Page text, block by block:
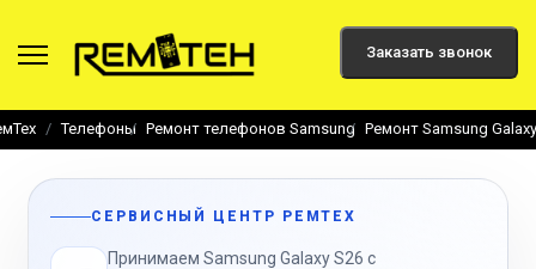
Заказать звонок
Телефоны Ремонт телефонов Samsung Ремонт Samsung
СЕРВИСНЫЙ ЦЕНТР РЕМТЕХ
Принимаем Samsung Galaxy S26 с